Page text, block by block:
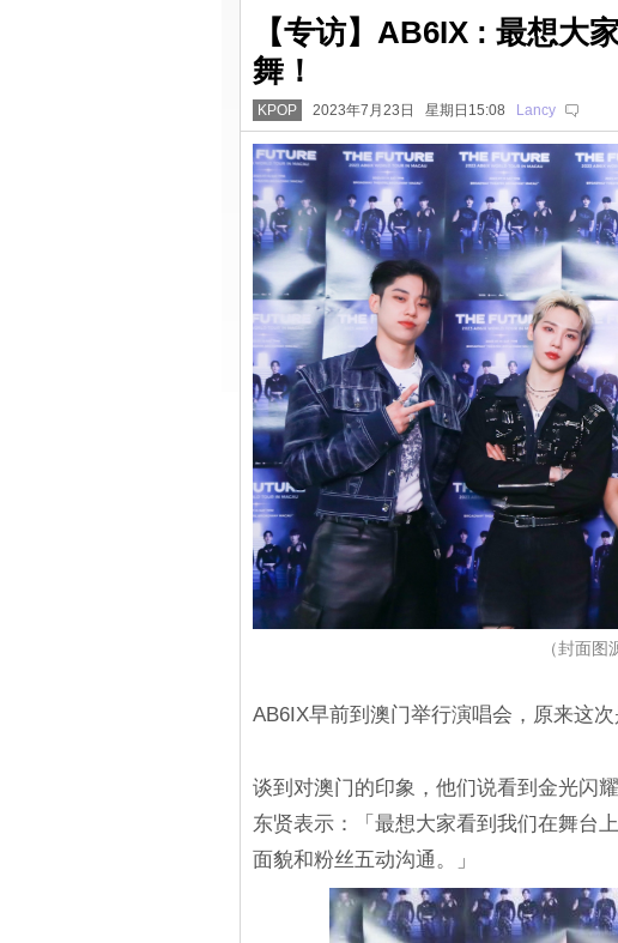
【专访】AB6IX : 最想大
舞！
KPOP 2023年7月23日 星期日15:08 Lancy
（封面图
AB6IX早前到澳门举行演唱会，原来这
谈到对澳门的印象，他们说看到金光闪
东贤表示：「最想大家看到我们在舞台
面貌和粉丝五动沟通。」